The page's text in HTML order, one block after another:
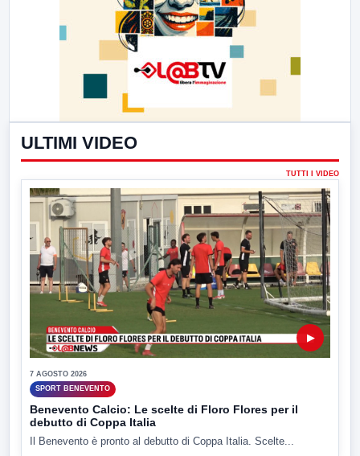
ULTIMI VIDEO
TUTTI I VIDEO
▶
7 AGOSTO 2026
SPORT BENEVENTO
Benevento Calcio: Le scelte di Floro Flores per il
debutto di Coppa Italia
Il Benevento è pronto al debutto di Coppa Italia. Scelte...